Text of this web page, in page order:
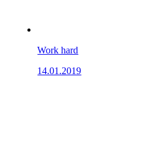
Work hard
14.01.2019